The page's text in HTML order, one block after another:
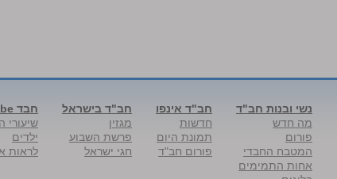
נשי ובנות חב"ד
מה חדש
פורום
המטבח החבדי
אחות התמימים
חב"ד אינפו
חדשות
תמונת היום
פורום חב"ד
חב"ד בישראל
מגזין
פרשת השבוע
חגי ישראל
חבד Tube
שיעורי
ילדים
לראות